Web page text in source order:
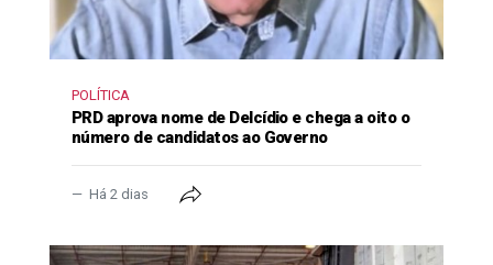
POLÍTICA
PRD aprova nome de Delcídio e chega a oito o
número de candidatos ao Governo
Há 2 dias